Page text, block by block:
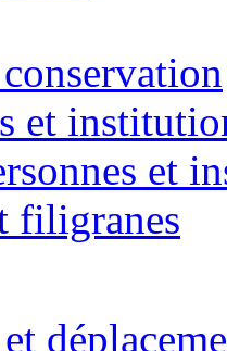
et
et
filigranes